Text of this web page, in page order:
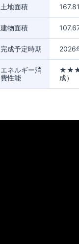
土地面積
建物面積
完成予定時期 2026
エネルギー消
費性能
★★★
成）